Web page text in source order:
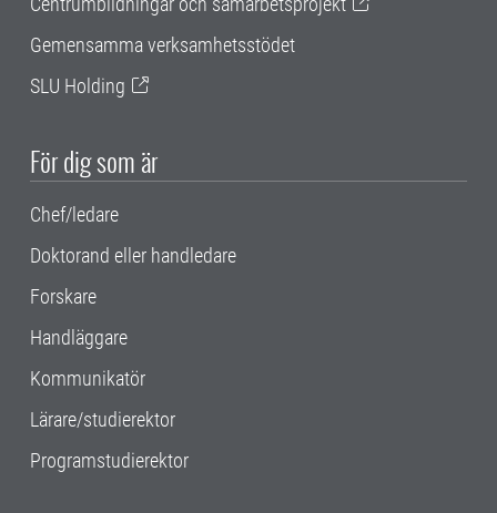
Gemensamma verksamhetsstödet
SLU Holding
För dig som är
Chef/ledare
Doktorand eller handledare
Forskare
Handläggare
Kommunikatör
Lärare/studierektor
Programstudierektor